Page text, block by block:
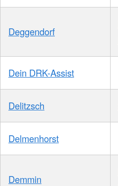
Deggendorf
Dein DRK-Assist
Delitzsch
Delmenhorst
Demmin